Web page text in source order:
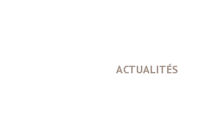
ACTUALITÉS